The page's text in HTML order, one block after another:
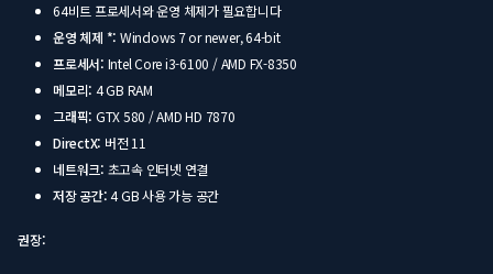
64비트 프로세서와 운영 체제가 필요합니다
운영 체제 *: Windows 7 or newer, 64-bit
프로세서: Intel Core i3-6100 / AMD FX-8350
메모리: 4 GB RAM
그래픽: GTX 580 / AMD HD 7870
DirectX: 버전 11
네트워크: 초고속 인터넷 연결
저장 공간:4 GB 사용 가능 공간
권장: